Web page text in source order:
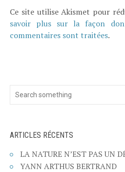
Ce site utilise Akismet pour
savoir plus sur la façon
commentaires sont traitées.
ARTICLES RÉCENTS
LA NATURE N’EST PAS UN
YANN ARTHUS BERTRAND